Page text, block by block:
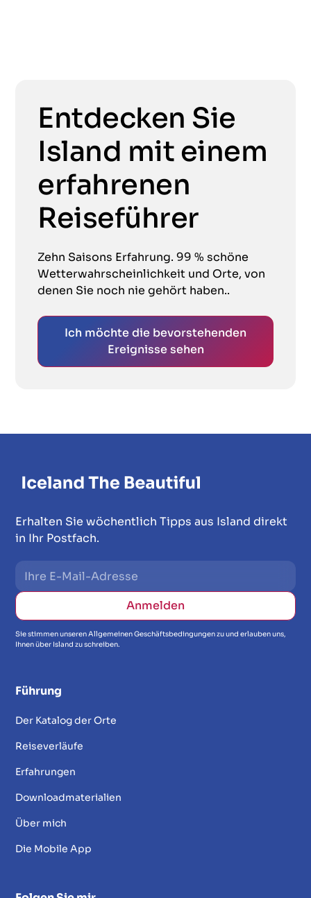
Entdecken Sie
Island mit einem
erfahrenen
Reiseführer
Zehn Saisons Erfahrung. 99 % schöne
Wetterwahrscheinlichkeit und Orte, von
denen Sie noch nie gehört haben..
Ich möchte die bevorstehenden
Ereignisse sehen
Erhalten Sie wöchentlich Tipps aus Island direkt
in Ihr Postfach.
Sie stimmen unseren Allgemeinen Geschäftsbedingungen zu und erlauben uns,
Ihnen über Island zu schreiben.
Führung
Der Katalog der Orte
Reiseverläufe
Erfahrungen
Downloadmaterialien
Über mich
Die Mobile App